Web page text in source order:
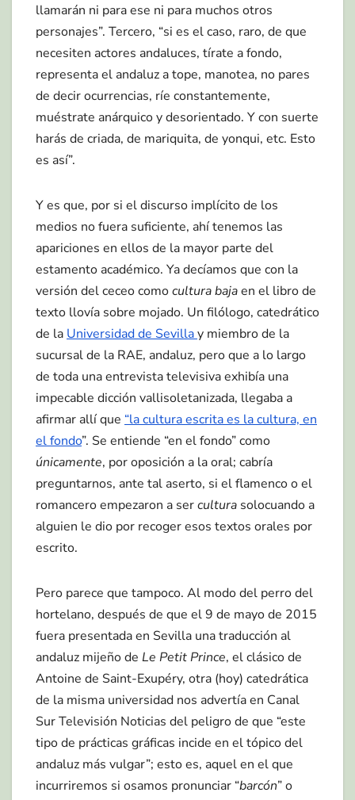
llamarán ni para ese ni para muchos otros
personajes”. Tercero, “si es el caso, raro, de que
necesiten actores andaluces, tírate a fondo,
representa el andaluz a tope, manotea, no pares
de decir ocurrencias, ríe constantemente,
muéstrate anárquico y desorientado. Y con suerte
harás de criada, de mariquita, de yonqui, etc. Esto
es así”.
Y es que, por si el discurso implícito de los
medios no fuera suficiente, ahí tenemos las
apariciones en ellos de la mayor parte del
estamento académico. Ya decíamos que con la
versión del ceceo comocultura bajaen el libro de
texto llovía sobre mojado. Un filólogo, catedrático
de la Universidad de Sevillay miembro de la
sucursal de la RAE, andaluz, pero que a lo largo
de toda una entrevista televisiva exhibía una
impecable dicción vallisoletanizada, llegaba a
afirmar allí que “la cultura escrita es la cultura, en
el fondo”. Se entiende “en el fondo” como
únicamente, por oposición a la oral; cabría
preguntarnos, ante tal aserto, si el flamenco o el
romancero empezaron a sercultura solocuando a
alguien le dio por recoger esos textos orales por
escrito.
Pero parece que tampoco. Al modo del perro del
hortelano, después de que el 9 de mayo de 2015
fuera presentada en Sevilla una traducción al
andaluz mijeño de Le Petit Prince, el clásico de
Antoine de Saint-Exupéry, otra (hoy) catedrática
de la misma universidad nos advertía en Canal
Sur Televisión Noticias del peligro de que “este
tipo de prácticas gráficas incide en el tópico del
andaluz más vulgar”; esto es, aquel en el que
incurriremos si osamos pronunciar “barcón” o